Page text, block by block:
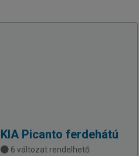
KIA Picanto ferdehátú
6 változat rendelhető